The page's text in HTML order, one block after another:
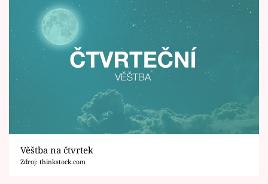
Celebrity
Vztahy
Seriály
Horoskopy
Sledujte prima+
Filmový festival Karlovy Vary
Věštba na čtvrtek
Zdroj: thinkstock.com